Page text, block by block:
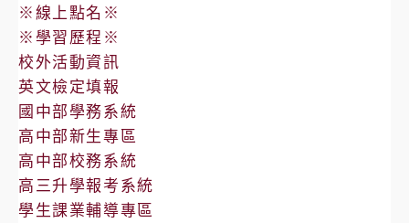
※線上點名※
※學習歷程※
校外活動資訊
英文檢定填報
國中部學務系統
高中部新生專區
高中部校務系統
高三升學報考系統
學生課業輔導專區